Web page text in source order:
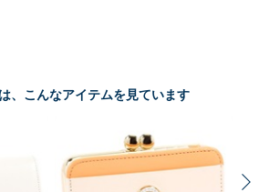
、こんなアイテムを見ています